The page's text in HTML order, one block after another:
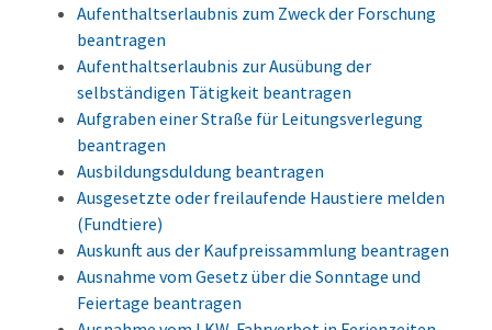
Aufenthaltserlaubnis zum Zweck der Forschung
beantragen
Aufenthaltserlaubnis zur Ausübung der
selbständigen Tätigkeit beantragen
Aufgraben einer Straße für Leitungsverlegung
beantragen
Ausbildungsduldung beantragen
Ausgesetzte oder freilaufende Haustiere melden
(Fundtiere)
Auskunft aus der Kaufpreissammlung beantragen
Ausnahme vom Gesetz über die Sonntage und
Feiertage beantragen